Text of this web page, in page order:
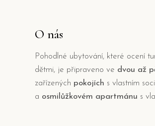
O nás
Pohodlné ubytování, které ocení
dětmi, je připraveno ve dvou až
zařízených pokojích s vlastním
a osmilůžkovém apartmánu s